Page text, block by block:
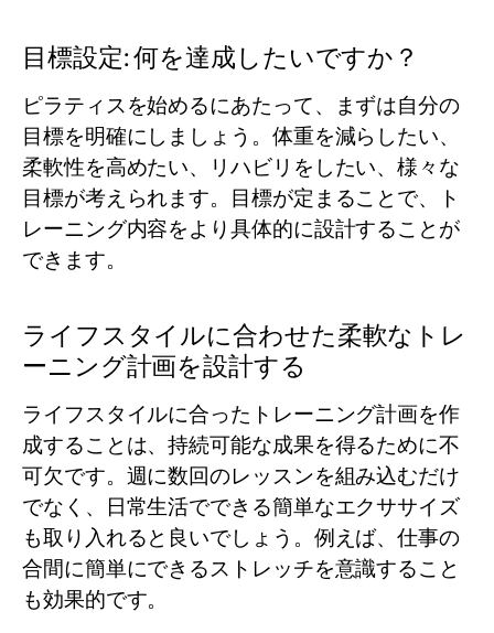
目標設定: 何を達成したいですか？
ピラティスを始めるにあたって、まずは自分の
目標を明確にしましょう。体重を減らしたい、
柔軟性を高めたい、リハビリをしたい、様々な
目標が考えられます。目標が定まることで、ト
レーニング内容をより具体的に設計することが
できます。
ライフスタイルに合わせた柔軟なトレ
ーニング計画を設計する
ライフスタイルに合ったトレーニング計画を作
成することは、持続可能な成果を得るために不
可欠です。週に数回のレッスンを組み込むだけ
でなく、日常生活でできる簡単なエクササイズ
も取り入れると良いでしょう。例えば、仕事の
合間に簡単にできるストレッチを意識すること
も効果的です。